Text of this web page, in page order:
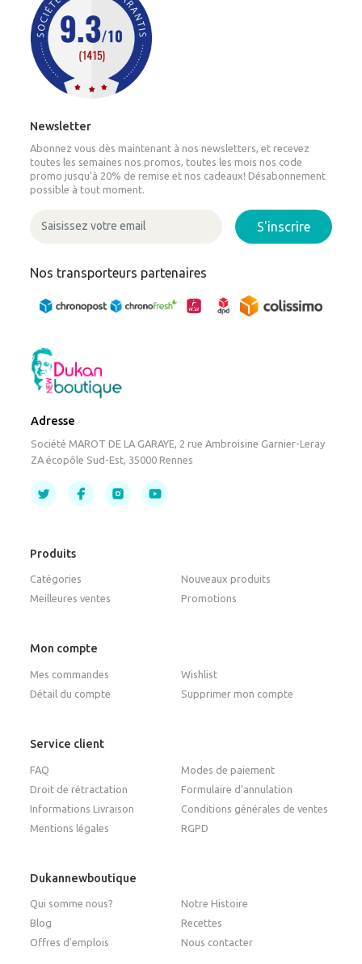
Newsletter
Abonnez vous dès maintenant à nos newsletters, et recevez
toutes les semaines nos promos, toutes les mois nos code
promo jusqu'à 20% de remise et nos cadeaux! Désabonnement
possible à tout moment.
S'inscrire
Nos transporteurs partenaires
Adresse
Société MAROT DE LA GARAYE, 2 rue Ambroisine Garnier-Leray
ZA écopôle Sud-Est, 35000 Rennes
Produits
Catégories
Nouveaux produits
Meilleures ventes
Promotions
Mon compte
Mes commandes
Wishlist
Détail du compte
Supprimer mon compte
Service client
FAQ
Modes de paiement
Droit de rétractation
Formulaire d'annulation
Informations Livraison
Conditions générales de ventes
Mentions légales
RGPD
Dukannewboutique
Qui somme nous?
Notre Histoire
Blog
Recettes
Offres d'emplois
Nous contacter